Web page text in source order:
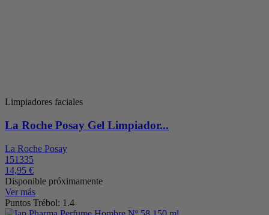
Limpiadores faciales
La Roche Posay Gel Limpiador...
La Roche Posay
151335
14,95 €
Disponible próximamente
Ver más
Puntos Trébol: 1.4